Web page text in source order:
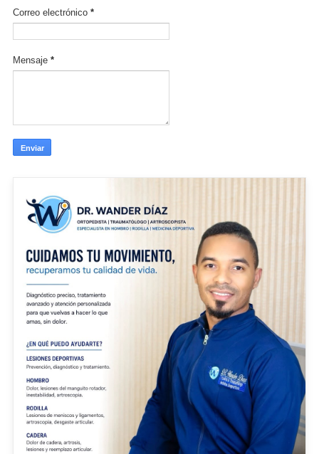
Correo electrónico *
Mensaje *